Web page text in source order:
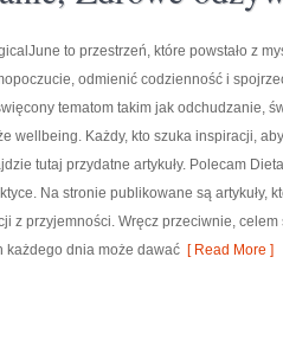
to przestrzeń, które powstało z
odmienić codzienność i
tematom takim jak odchudzanie,
wellbeing. Każdy, kto szuka inspiracji,
tutaj przydatne artykuły. Polecam
Na stronie publikowane są artykuły,
z przyjemności. Wręcz przeciwnie,
każdego dnia może dawać [ Read More ]